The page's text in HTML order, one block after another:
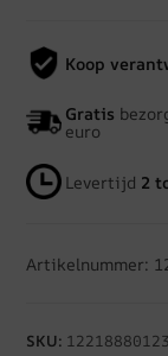
Koop
Gratis
euro
Levertijd 2
Artikelnummer:
SKU: 12218880123